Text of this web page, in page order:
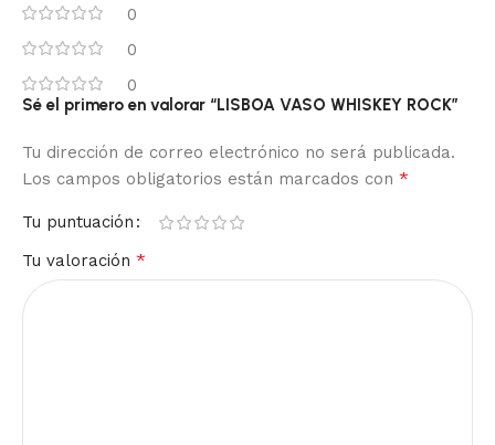
0
0
0
Sé el primero en valorar “LISBOA VASO WHISKEY ROCK”
Tu dirección de correo electrónico no será publicada.
Los campos obligatorios están marcados con *
Tu puntuación
Tu valoración *